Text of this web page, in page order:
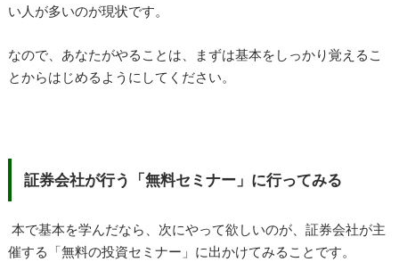
い人が多いのが現状です。
なので、あなたがやることは、まずは基本をしっかり覚えるこ
とからはじめるようにしてください。
証券会社が行う「無料セミナー」に行ってみる
本で基本を学んだなら、次にやって欲しいのが、証券会社が主
催する「無料の投資セミナー」に出かけてみることです。